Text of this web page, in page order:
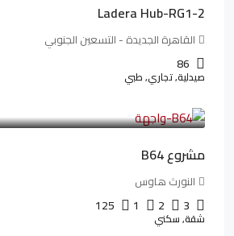
Ladera Hub-RG1-2
القاهرة الجديدة - التسعين الجنوبي
86
صيدلية, تجاري, طبي
مشروع B64
النورث هاوس
3
2
1
125
شقة, سكني